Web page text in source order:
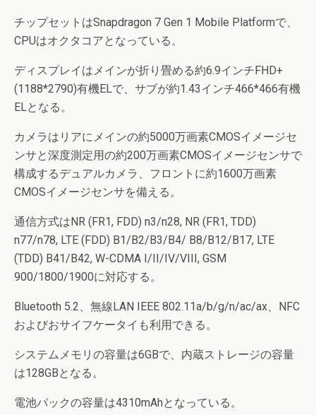
チップセットはSnapdragon 7 Gen 1 Mobile Platformで、
CPUはオクタコアとなっている。
ディスプレイはメインが折り畳める約6.9インチFHD+
(1188*2790)有機ELで、サブが約1.43インチ466*466有機
ELとなる。
カメラはリアにメインの約5000万画素CMOSイメージセ
ンサと深度測定用の約200万画素CMOSイメージセンサで
構成するデュアルカメラ、フロントに約1600万画素
CMOSイメージセンサを備える。
通信方式はNR (FR1, FDD) n3/n28, NR (FR1, TDD)
n77/n78, LTE (FDD) B1/B2/B3/B4/ B8/B12/B17, LTE
(TDD) B41/B42, W-CDMA I/II/IV/VIII, GSM
900/1800/1900に対応する。
Bluetooth 5.2、無線LAN IEEE 802.11a/b/g/n/ac/ax、NFC
およびおサイフケータイも利用できる。
システムメモリの容量は6GBで、内蔵ストレージの容量
は128GBとなる。
電池パックの容量は4310mAhとなっている。